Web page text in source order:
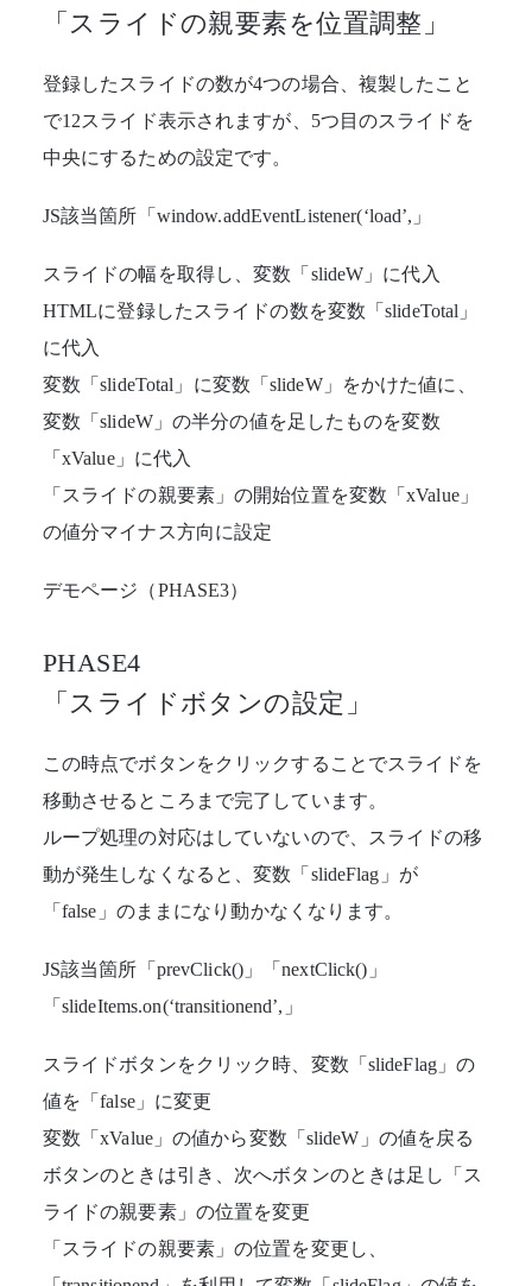
「スライドの親要素を位置調整」
登録したスライドの数が4つの場合、複製したこと
で12スライド表示されますが、5つ目のスライドを
中央にするための設定です。
JS該当箇所「window.addEventListener(‘load’,」
スライドの幅を取得し、変数「slideW」に代入
HTMLに登録したスライドの数を変数「slideTotal」
に代入
変数「slideTotal」に変数「slideW」をかけた値に、
変数「slideW」の半分の値を足したものを変数
「xValue」に代入
「スライドの親要素」の開始位置を変数「xValue」
の値分マイナス方向に設定
デモページ（PHASE3）
PHASE4
「スライドボタンの設定」
この時点でボタンをクリックすることでスライドを
移動させるところまで完了しています。
ループ処理の対応はしていないので、スライドの移
動が発生しなくなると、変数「slideFlag」が
「false」のままになり動かなくなります。
JS該当箇所「prevClick()」「nextClick()」
「slideItems.on(‘transitionend’,」
スライドボタンをクリック時、変数「slideFlag」の
値を「false」に変更
変数「xValue」の値から変数「slideW」の値を戻る
ボタンのときは引き、次へボタンのときは足し「ス
ライドの親要素」の位置を変更
「スライドの親要素」の位置を変更し、